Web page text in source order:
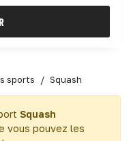
sports Squash
Squash
vous pouvez les